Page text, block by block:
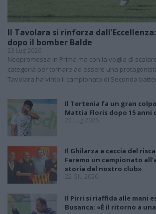
Il Tavolara si rinforza
dopo il bomber Balde
23 Lug 2026
Neopromossa in Prima ma con la voglia di
categoria per tornare ad essere una
Tavolara ha vinto il campionato di Seconda
Il Tertenia fa un gran
Mattia Floris dopo 15 anni
22 Lug 2026
Il Ghilarza a caccia del
Faremo un campionato
storia del nostro club»
22 Giu 2026
Il Pirri si riaffida alle mani
Busanca: «Ė il ritorno a